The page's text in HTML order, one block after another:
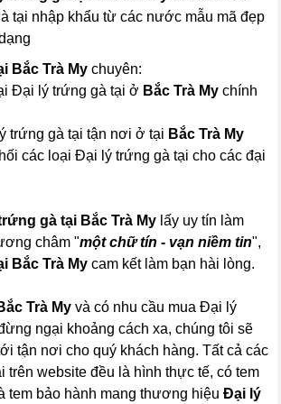
tại nhập khẩu từ các nước mẫu mã đẹp
Bắc Trà Mychuyên:
Đại lý trứng gà tại ở Bắc Trà My chính
trứng gà tại tận nơi ở tại Bắc Trà My
các loại Đại lý trứng gà tại cho các đại
gà tại Bắc Trà My lấy uy tín làm
châm "một chữ tín - vạn niềm tin",
Bắc Trà My cam kết làm bạn hài lòng.
Trà My và có nhu cầu mua Đại lý
ngại khoảng cách xa, chúng tôi sẽ
tận nơi cho quý khách hàng. Tất cả các
trên website đều là hình thực tế, có tem
tem bảo hành mang thương hiệuĐại lý